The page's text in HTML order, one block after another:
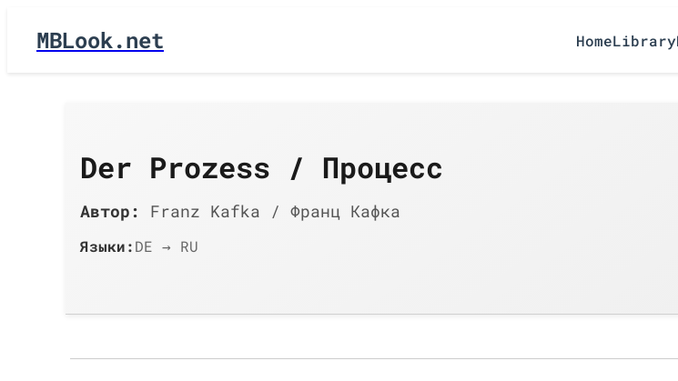
MBLook.net HomeLibrary
Der Prozess / Процесс
Автор: Franz Kafka / Франц Кафка
Языки:DE → RU